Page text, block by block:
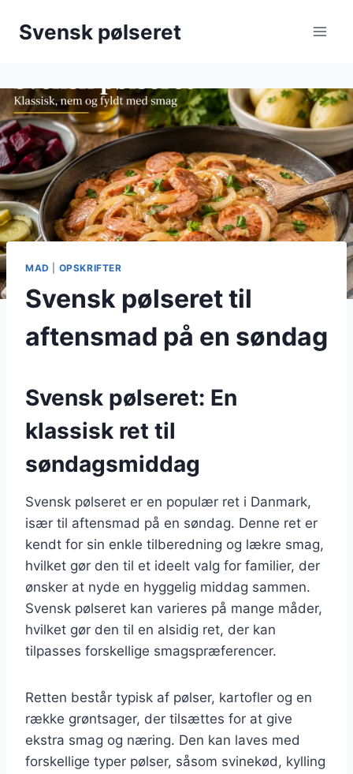
Svensk pølseret
MAD OPSKRIFTER
Svensk pølseret til
aftensmad på en søndag
Svensk pølseret: En
klassisk ret til
søndagsmiddag
Svensk pølseret er en populær ret i Danmark,
især til aftensmad på en søndag. Denne ret er
kendt for sin enkle tilberedning og lækre smag,
hvilket gør den til et ideelt valg for familier, der
ønsker at nyde en hyggelig middag sammen.
Svensk pølseret kan varieres på mange måder,
hvilket gør den til en alsidig ret, der kan
tilpasses forskellige smagspræferencer.
Retten består typisk af pølser, kartofler og en
række grøntsager, der tilsættes for at give
ekstra smag og næring. Den kan laves med
forskellige typer pølser, såsom svinekød, kylling